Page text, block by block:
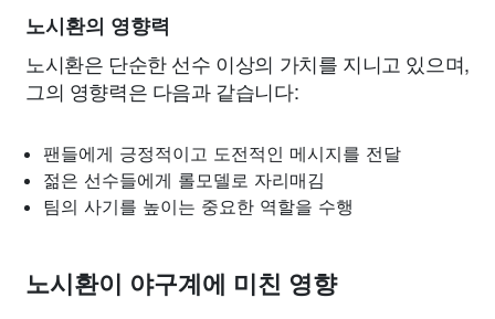
노시환의 영향력
노시환은 단순한 선수 이상의 가치를 지니고 있으며,
그의 영향력은 다음과 같습니다:
팬들에게 긍정적이고 도전적인 메시지를 전달
젊은 선수들에게 롤모델로 자리매김
팀의 사기를 높이는 중요한 역할을 수행
노시환이 야구계에 미친 영향